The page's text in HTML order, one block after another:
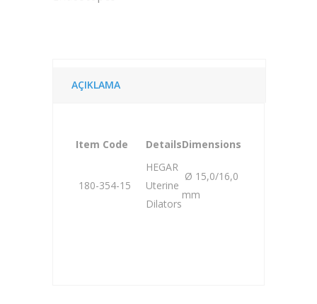
AÇIKLAMA
Item Code DetailsDimensions
180-354-15
HEGAR
Uterine
Dilators
Ø 15,0/16,0
mm